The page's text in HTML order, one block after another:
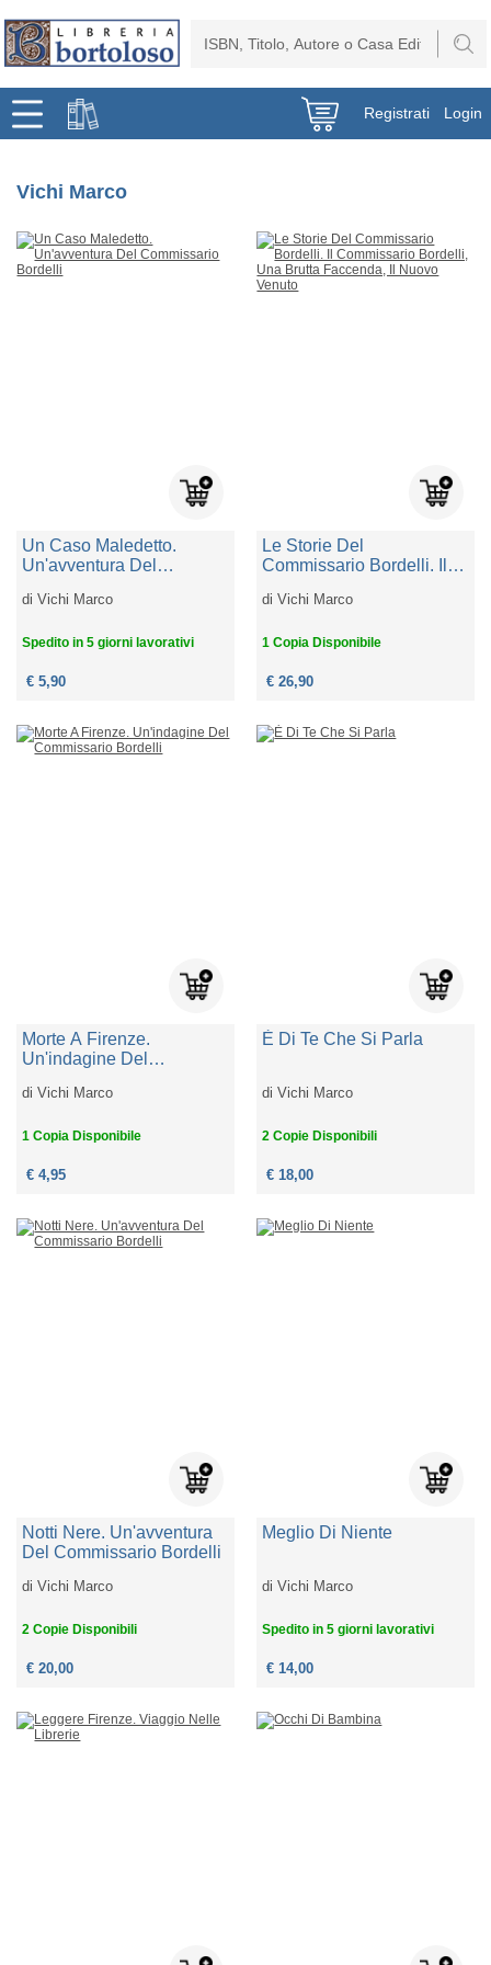
Registrati Login
Vichi Marco
Un Caso Maledetto.
Un'avventura Del
diVichi Marco
Spedito in 5 giorni lavorativi
€ 5,90
Le Storie Del
Commissario Bordelli. Il
Una Brutta Faccenda, Il
diVichi Marco
1 Copia Disponibile
€ 26,90
Morte A Firenze.
Un'indagine Del
diVichi Marco
1 Copia Disponibile
€ 4,95
È Di Te Che Si Parla
diVichi Marco
2 Copie Disponibili
€ 18,00
Notti Nere. Un'avventura
Del Commissario Bordelli
diVichi Marco
2 Copie Disponibili
€ 20,00
Meglio Di Niente
diVichi Marco
Spedito in 5 giorni lavorativi
€ 14,00